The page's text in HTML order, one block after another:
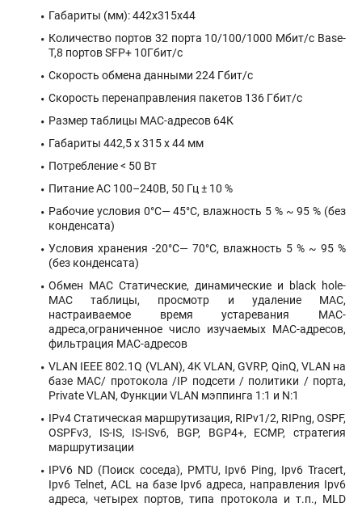
Габариты (мм): 442x315x44
Количество портов 32 порта 10/100/1000 Мбит/с Base-
T,8 портов SFP+ 10Гбит/с
Скорость обмена данными 224 Гбит/с
Скорость перенаправления пакетов 136 Гбит/с
Размер таблицы MAC-адресов 64К
Габариты 442,5 х 315 х 44 мм
Потребление < 50 Вт
Питание AC 100–240В, 50 Гц ± 10 %
Рабочие условия 0°C— 45°C, влажность 5 % ~ 95 % (без
конденсата)
Условия хранения -20°C— 70°C, влажность 5 % ~ 95 %
(без конденсата)
Обмен MAC Статические, динамические и black hole-
MAC таблицы, просмотр и удаление MAC,
настраиваемое время устаревания MAC-
адреса,ограниченное число изучаемых MAC-адресов,
фильтрация МАС-адресов
VLAN IEEE 802.1Q (VLAN), 4K VLAN, GVRP, QinQ, VLAN на
базе MAC/ протокола /IP подсети / политики / порта,
Private VLAN, Функции VLAN мэппинга 1:1 и N:1
IPv4 Статическая маршрутизация, RIPv1/2, RIPng, OSPF,
OSPFv3, IS-IS, IS-ISv6, BGP, BGP4+, ECMP, стратегия
маршрутизации
IPV6 ND (Поиск соседа), PMTU, Ipv6 Ping, Ipv6 Tracert,
Ipv6 Telnet, ACL на базе Ipv6 адреса, направления Ipv6
адреса, четырех портов, типа протокола и т.п., MLD